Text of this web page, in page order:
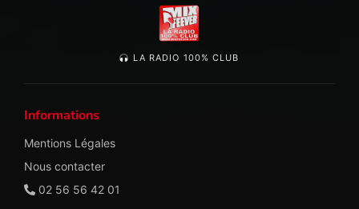
LA RADIO 100% CLUB
Informations
Mentions Légales
Nous contacter
02 56 56 42 01